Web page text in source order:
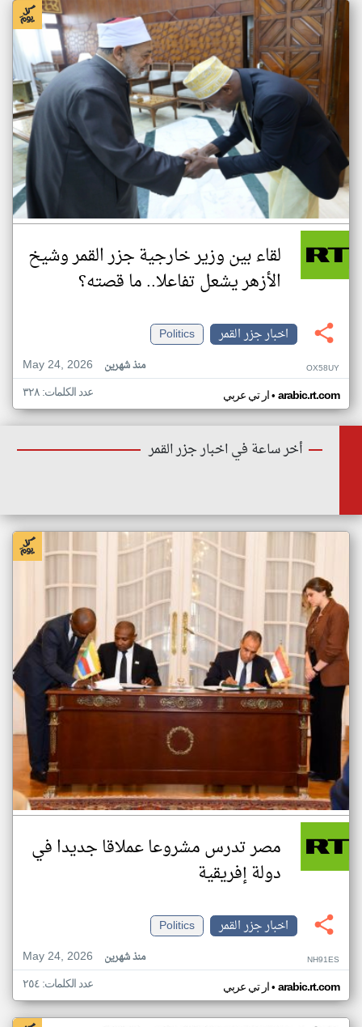
لقاء بين وزير خارجية جزر القمر وشيخ
الأزهر يشعل تفاعلا.. ما قصته؟
اخبار جزر القمر
Politics
May 24, 2026
منذ شهرين OX58UY
ار تي عربي• arabic.rt.com عدد الكلمات: ٣٢٨
أخر ساعة في اخبار جزر القمر
مصر تدرس مشروعا عملاقا جديدا في
دولة إفريقية
اخبار جزر القمر
Politics
May 24, 2026
منذ شهرين NH91ES
ار تي عربي• arabic.rt.com عدد الكلمات: ٢٥٤